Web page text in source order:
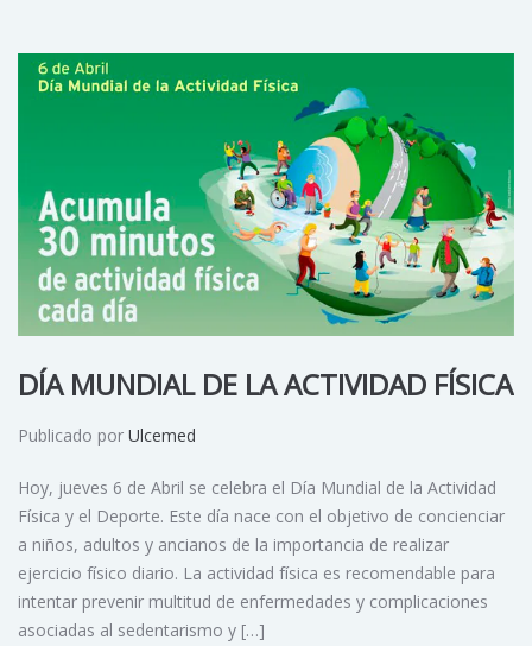
DÍA MUNDIAL DE LA ACTIVIDAD FÍSICA
Publicado por Ulcemed
Hoy, jueves 6 de Abril se celebra el Día Mundial de la Actividad
Física y el Deporte. Este día nace con el objetivo de concienciar
a niños, adultos y ancianos de la importancia de realizar
ejercicio físico diario. La actividad física es recomendable para
intentar prevenir multitud de enfermedades y complicaciones
asociadas al sedentarismo y […]